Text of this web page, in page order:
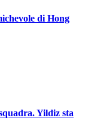
di Hong
Yildiz sta